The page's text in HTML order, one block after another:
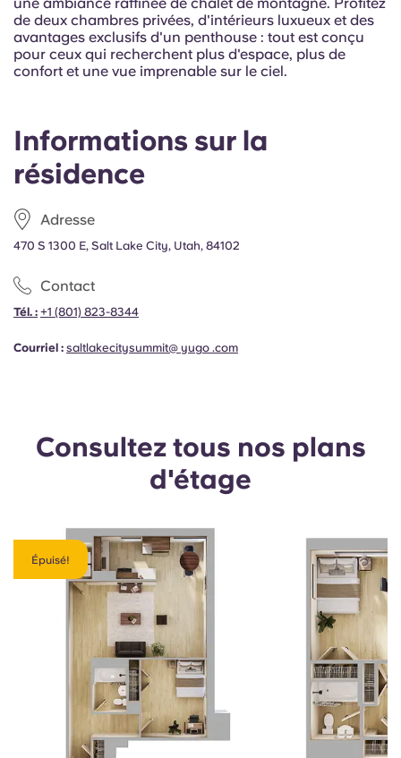
Informations sur la
résidence
Adresse
470 S 1300 E, Salt Lake City, Utah, 84102
Contact
Tél. : +1 (801) 823-8344
Courriel : saltlakecitysummit@ yugo .com
de deux chambres privées, d'intérieurs luxueux et des
avantages exclusifs d'un penthouse : tout est conçu
pour ceux qui recherchent plus d'espace, plus de
confort et une vue imprenable sur le ciel.
Consultez tous nos plans
d'étage
Épuisé!